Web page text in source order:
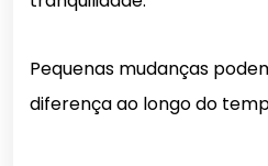
Pequenas mudanças
diferença ao longo do